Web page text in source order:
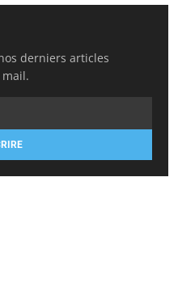
derniers articles